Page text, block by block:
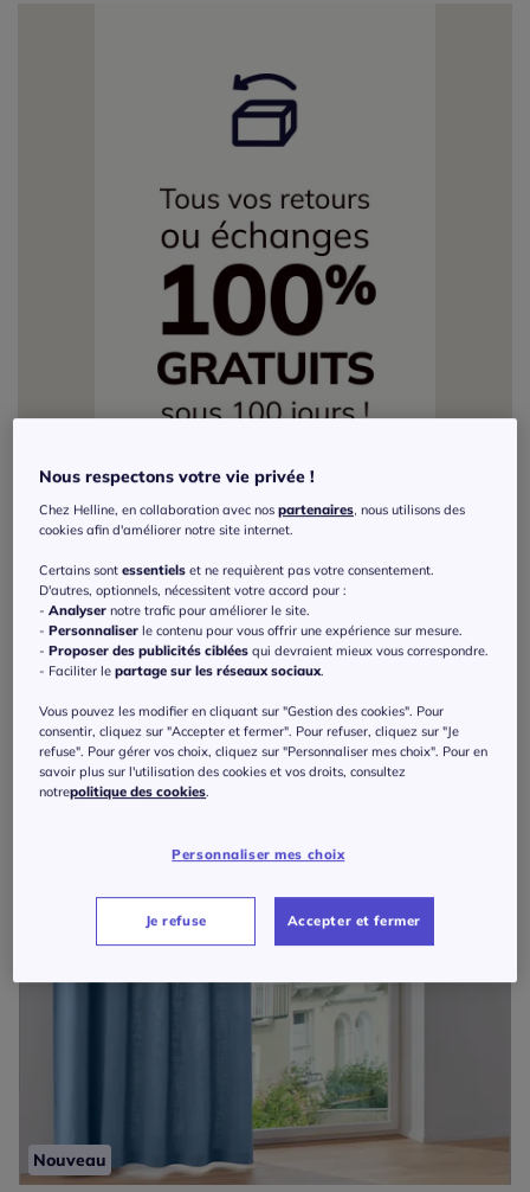
Nouveau
Nous respectons votre vie privée !
Chez Helline, en collaboration avec nospartenaires, nous utilisons des
cookies afin d'améliorer notre site internet.
Certains sontessentiels et ne requièrent pas votre consentement.
D'autres, optionnels, nécessitent votre accord pour :
-Analyser notre trafic pour améliorer le site.
-Personnaliser le contenu pour vous offrir une expérience sur mesure.
-Proposer des publicités ciblées qui devraient mieux vous correspondre.
- Faciliter lepartage sur les réseaux sociaux.
Vous pouvez les modifier en cliquant sur "Gestion des cookies". Pour
consentir, cliquez sur "Accepter et fermer". Pour refuser, cliquez sur "Je
refuse". Pour gérer vos choix, cliquez sur "Personnaliser mes choix". Pour en
savoir plus sur l'utilisation des cookies et vos droits, consultez
notrepolitique des cookies.
Personnaliser mes choix
Je refuse Accepter et fermer